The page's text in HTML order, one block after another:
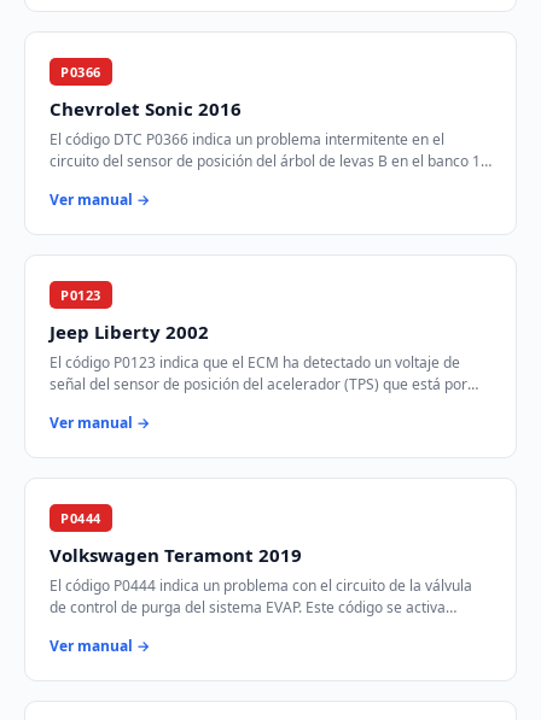
P0366
Chevrolet Sonic 2016
El código DTC P0366 indica un problema intermitente en el
circuito del sensor de posición del árbol de levas B en el banco 1.
Ver manual →
P0123
Jeep Liberty 2002
El código P0123 indica que el ECM ha detectado un voltaje de
señal del sensor de posición del acelerador (TPS) que está por
Ver manual →
P0444
Volkswagen Teramont 2019
El código P0444 indica un problema con el circuito de la válvula
de control de purga del sistema EVAP. Este código se activa
Ver manual →